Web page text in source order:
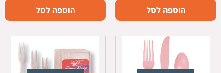
הוספה לסל הוספה לסל